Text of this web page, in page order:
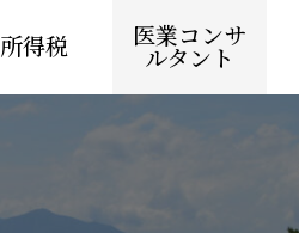
所得税 医業コンサ
ルタント